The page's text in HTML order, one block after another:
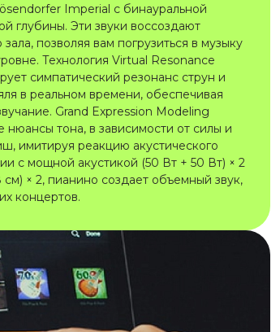
Imperial с бинауральной
глубины. Эти звуки воссоздают
позволяя вам погрузиться в музыку
Технология Virtual Resonance
симпатический резонанс струн и
в реальном времени, обеспечивая
Grand Expression Modeling
нюансы тона, в зависимости от силы и
имитируя реакцию акустического
с мощной акустикой (50 Вт + 50 Вт) × 2
× 2, пианино создает объемный звук,
концертов.